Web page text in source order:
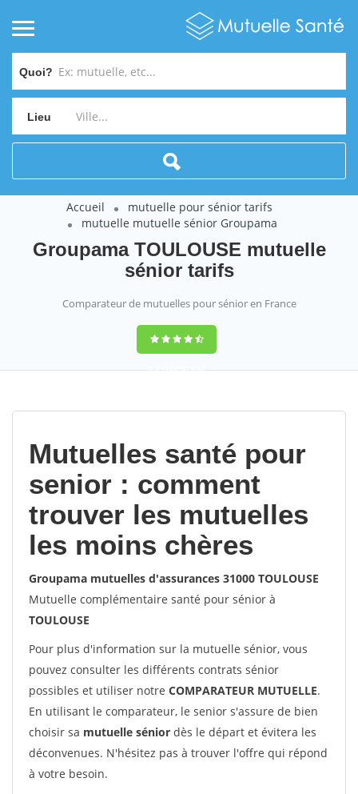
Quoi?
Lieu
Accueil
mutuelle pour sénior tarifs
mutuelle mutuelle sénior Groupama
Groupama TOULOUSE mutuelle
sénior tarifs
Comparateur de mutuelles pour sénior en France
9,2(100%)452
Mutuelles santé pour
senior : comment
trouver les mutuelles
les moins chères
Groupama mutuelles d'assurances 31000 TOULOUSE
Mutuelle complémentaire santé pour sénior à
TOULOUSE
Pour plus d'information sur la mutuelle sénior, vous
pouvez consulter les différents contrats sénior
possibles et utiliser notre COMPARATEUR MUTUELLE.
En utilisant le comparateur, le senior s'assure de bien
choisir sa mutuelle sénior dès le départ et évitera les
déconvenues. N'hésitez pas à trouver l'offre qui répond
à votre besoin.